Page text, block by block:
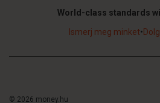
World-class standards
Ismerj meg minket•
© 2026 money.hu